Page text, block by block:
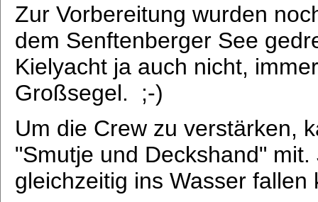
Zur Vorbereitung wurden
dem Senftenberger See
Kielyacht ja auch nicht,
Großsegel. ;-)
Um die Crew zu verstärken,
"Smutje und Deckshand"
gleichzeitig ins Wasser fallen